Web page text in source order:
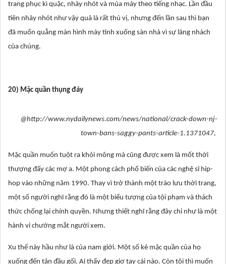
trang phục kì quặc, nhảy nhót và múa máy theo tiếng nhạc. Lần đầu
tiên nhảy nhót như vậy quả là rất thú vị, nhưng đến lần sau thì bạn
đã muốn quẳng màn hình máy tính xuống sàn nhà vì sự lãng nhách
của chúng.
20) Mặc quần thụng đáy
@http://www.nydailynews.com/news/national/crack-down-nj-
town-bans-saggy-pants-article-1.1371047,
Mặc quần muốn tuột ra khỏi mông mà cũng được xem là mốt thời
thượng đấy các mợ a. Một phong cách phổ biến của các nghệ sĩ hip-
hop vào những năm 1990. Thay vì trở thành một trào lưu thời trang,
một số người nghĩ rằng đó là một biểu tượng của tội phạm và thách
thức chống lại chính quyền. Nhưng thiết nghĩ rằng đây chỉ như là một
hành vi chướng mắt người xem.
Xu thế này hầu như là của nam giới. Một số kẻ mặc quần của họ
xuống đến tận đầu gối. Ai thấy đẹp giơ tay cái nào. Còn tôi thì muốn